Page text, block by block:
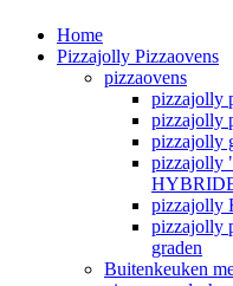
Home
Pizzajolly Pizzaovens
pizzaovens
pizzajolly
pizzajolly
pizzajolly
pizzajolly
pizzajolly
pizzajolly
graden
Buitenkeuken